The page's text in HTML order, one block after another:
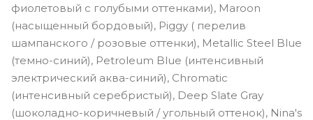
фиолетовый с голубыми оттенками), Maroon
(насыщенный бордовый), Piggy ( перелив
шампанского / розовые оттенки), Metallic Steel Blue
(темно-синий), Petroleum Blue (интенсивный
электрический аква-синий), Chromatic
(интенсивный серебристый), Deep Slate Gray
(шоколадно-коричневый / угольный оттенок), Nina's